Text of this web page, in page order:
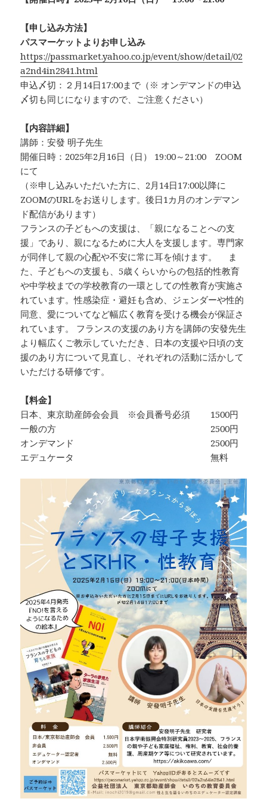
【申し込み方法】
パスマーケットよりお申し込み
https://passmarket.yahoo.co.jp/event/show/detail/02
a2nd4in2841.html
申込〆切：２月14日17:00まで（※ オンデマンドの申込
〆切も同じになりますので、ご注意ください）
【内容詳細】
講師：安發 明子先生
開催日時：2025年2月16日（日） 19:00～21:00 ZOOM
にて
（※申し込みいただいた方に、2月14日17:00以降に
ZOOMのURLをお送りします。後日1カ月のオンデマン
ド配信があります）
フランスの子どもへの支援は、「親になることへの支
援」であり、親になるために大人を支援します。専門家
が同伴して親の心配や不安に常に耳を傾けます。 ま
た、子どもへの支援も、5歳くらいからの包括的性教育
や中学校までの学校教育の一環としての性教育が実施さ
れています。性感染症・避妊も含め、ジェンダーや性的
同意、愛についてなど幅広く教育を受ける機会が保証さ
れています。 フランスの支援のあり方を講師の安發先生
より幅広くご教示していただき、日本の支援や日頃の支
援のあり方について見直し、それぞれの活動に活かして
いただける研修です。
【料金】
日本、東京助産師会会員 ※会員番号必須 1500円
一般の方 2500円
オンデマンド 2500円
エデュケータ 無料